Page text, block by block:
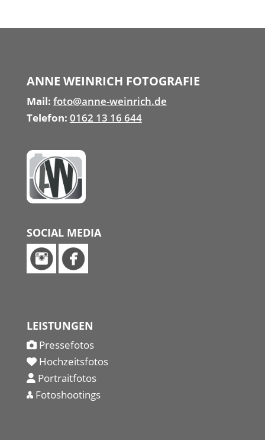
ANNE WEINRICH FOTOGRAFIE
Mail: foto@anne-weinrich.de
Telefon: 0162 13 16 644
SOCIAL MEDIA
LEISTUNGEN
Pressefotos
Hochzeitsfotos
Portraitfotos
Fotoshootings